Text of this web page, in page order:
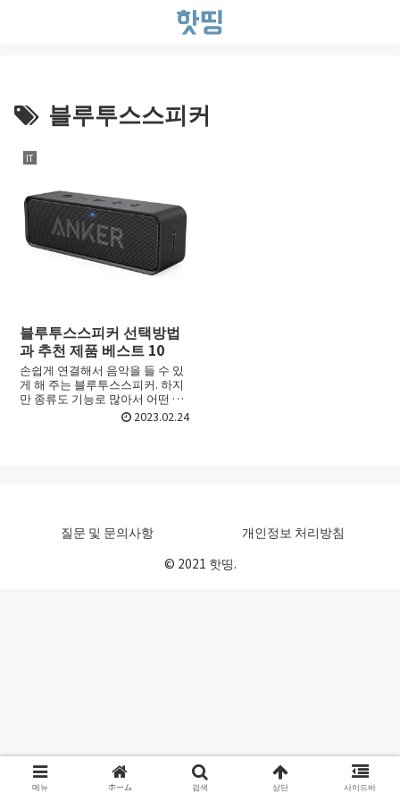
블루투스스피커
IT
블루투스스피커 선택방법
과 추천 제품 베스트 10
손쉽게 연결해서 음악을 들 수 있
게 해 주는 블루투스스피커. 하지
만 종류도 기능로 많아서 어떤 블
루투스스피커를 골라야 할지 선택
하기가 어려울 때가 있죠. 처음 접
2023.02.24
질문 및 문의사항
개인정보 처리방침
© 2021 핫띵.
메뉴 ホーム 검색 상단 사이드바